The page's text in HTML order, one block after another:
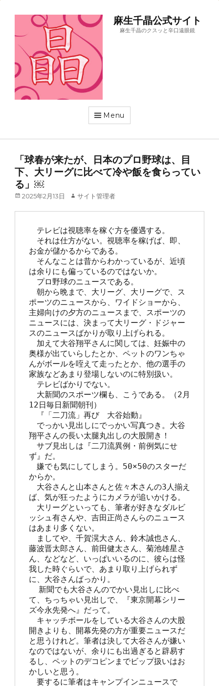
麻生千晶公式サイト
麻生千晶のクスッと辛口遠眼鏡
Menu
「球春が来たが、日本のプロ野球は、目
下、大リーグに比べて冷や飯を食らってい
る」￼
Posted
2025年2月13日 Author
サイト管理者
テレビは視聴率を稼ぐ方を優遇する。
それは仕方がない。視聴率を稼げば、即、
お金が儲かるからである。
そんなことは昔からわかっているが、近頃
は余りにも偏っているのではないか。
プロ野球のニュースである。
朝から晩まで、大リーグ、大リーグで、ス
ポーツのニュースから、ワイドショーから、
主婦向けの夕方のニュースまで、スポーツの
ニュースには、決まって大リーグ・ドジャー
スのニュースばかりが取り上げられる。
加えて大谷翔平さんに関しては、妊娠中の
奥様が出ていらしたとか、ペットのワンちゃ
んがボールを咥えて走ったとか、他の選手の
家族などあまり登場しないのに特別扱い。
テレビばかりでない。
大新聞のスポーツ欄も、こうである。（2月
12日毎日新聞朝刊）
『「二刀流」再び　大谷始動』
でっかい見出しにでっかい写真つき。大谷
翔平さんの長い太腿丸出しの大股開き！
サブ見出しは『二刀流異例・前例気にせ
ず』だ。
嫌でも気にしてしまう。50×50のスターだ
からか。
大谷さんと山本さんと佐々木さんの3人揃え
ば、気が狂ったようにカメラが追いかける。
大リーグといっても、筆者が好きなダルビ
ッシュ有さんや、吉田正尚さんらのニュース
はあまり多くない。
ましてや、千賀滉大さん、鈴木誠也さん、
藤波晋太郎さん、前田健太さん、菊池雄星さ
ん、などなど、いっぱいいるのに、彼らは怪
我した時ぐらいで、あまり取り上げられず
に、大谷さんばっかり。
て、ちっちゃい見出しで、『東京開幕シリー
ズ今永先発へ』だって。
キャッチボールをしている大谷さんの大股
開きよりも、開幕先発の方が重要ニュースだ
と思うけれど。筆者は決して大谷さんが嫌い
なのではないが、余りにも出過ぎると辟易す
るし、ペットのデコピンまでビップ扱いはお
かしいと思う。
要するに筆者はキャンプインニュースで